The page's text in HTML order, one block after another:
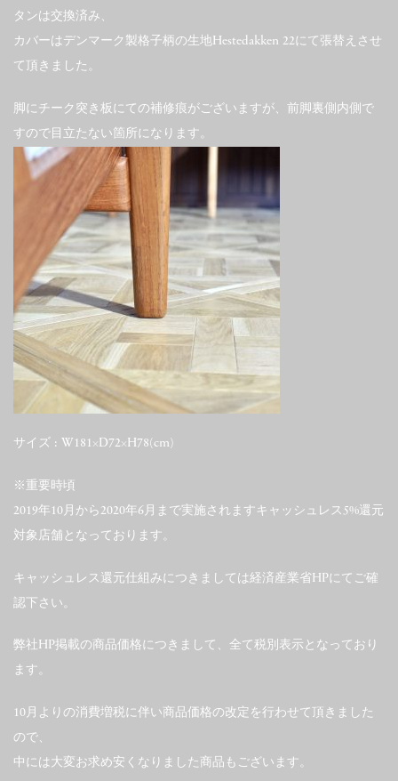
タンは交換済み、
カバーはデンマーク製格子柄の生地Hestedakken 22にて張替えさせ
て頂きました。
脚にチーク突き板にての補修痕がございますが、前脚裏側内側で
すので目立たない箇所になります。
サイズ : W181×D72×H78(cm)
※重要時頃
2019年10月から2020年6月まで実施されますキャッシュレス5%還元
対象店舗となっております。
キャッシュレス還元仕組みにつきましては経済産業省HPにてご確
認下さい。
弊社HP掲載の商品価格につきまして、全て税別表示となっており
ます。
10月よりの消費増税に伴い商品価格の改定を行わせて頂きました
ので、
中には大変お求め安くなりました商品もございます。